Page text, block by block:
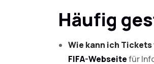
Häufig
Wie kann ich
FIFA-Webseitefür